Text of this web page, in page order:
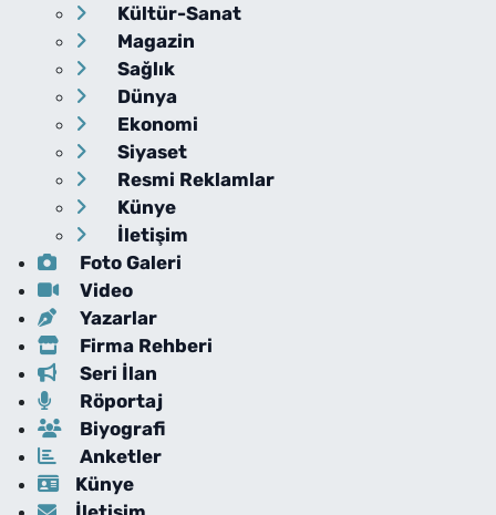
Kültür-Sanat
Magazin
Sağlık
Dünya
Ekonomi
Siyaset
Resmi Reklamlar
Künye
İletişim
Foto Galeri
Video
Yazarlar
Firma Rehberi
Seri İlan
Röportaj
Biyografi
Anketler
Künye